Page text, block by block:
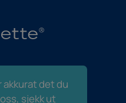
akkurat det du
sjekk ut